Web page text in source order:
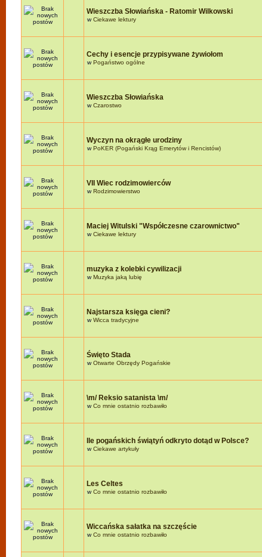
Wieszczba Słowiańska - Ratomir Wilkowski
wCiekawe lektury
Cechy i esencje przypisywane żywiołom
wPogaństwo ogólne
Wieszczba Słowiańska
wCzarostwo
Wyczyn na okrągłe urodziny
wPoKER (Pogański Krąg Emerytów i Rencistów)
VII Wiec rodzimowierców
wRodzimowierstwo
Maciej Witulski "Współczesne czarownictwo"
wCiekawe lektury
muzyka z kolebki cywilizacji
wMuzyka jaką lubię
Najstarsza księga cieni?
wWicca tradycyjne
Święto Stada
wOtwarte Obrzędy Pogańskie
\m/ Reksio satanista \m/
wCo mnie ostatnio rozbawiło
Ile pogańskich świątyń odkryto dotąd w Polsce?
wCiekawe artykuły
Les Celtes
wCo mnie ostatnio rozbawiło
Wiccańska sałatka na szczęście
wCo mnie ostatnio rozbawiło